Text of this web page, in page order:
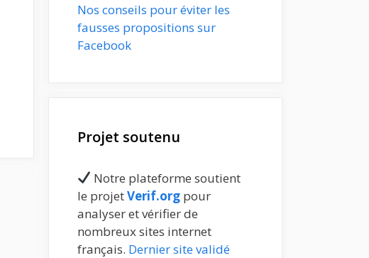
Nos conseils pour éviter les
fausses propositions sur
Facebook
Projet soutenu
Notre plateforme soutient
le projetVerif.org pour
analyser et vérifier de
nombreux sites internet
français. Dernier site validé